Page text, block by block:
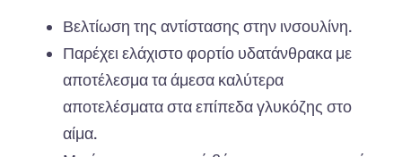
Βελτίωση της αντίστασης στην ινσουλίνη.
Παρέχει ελάχιστο φορτίο υδατάνθρακα με
αποτέλεσμα τα άμεσα καλύτερα
αποτελέσματα στα επίπεδα γλυκόζης στο
αίμα.